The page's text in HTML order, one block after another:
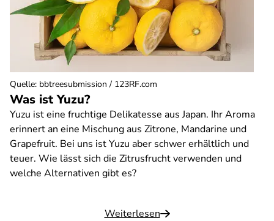
Was ist Yuzu?
Yuzu ist eine fruchtige Delikatesse aus Japan. Ihr Aroma
erinnert an eine Mischung aus Zitrone, Mandarine und
Grapefruit. Bei uns ist Yuzu aber schwer erhältlich und
teuer. Wie lässt sich die Zitrusfrucht verwenden und
welche Alternativen gibt es?
Weiterlesen
Quelle: bbtreesubmission / 123RF.com